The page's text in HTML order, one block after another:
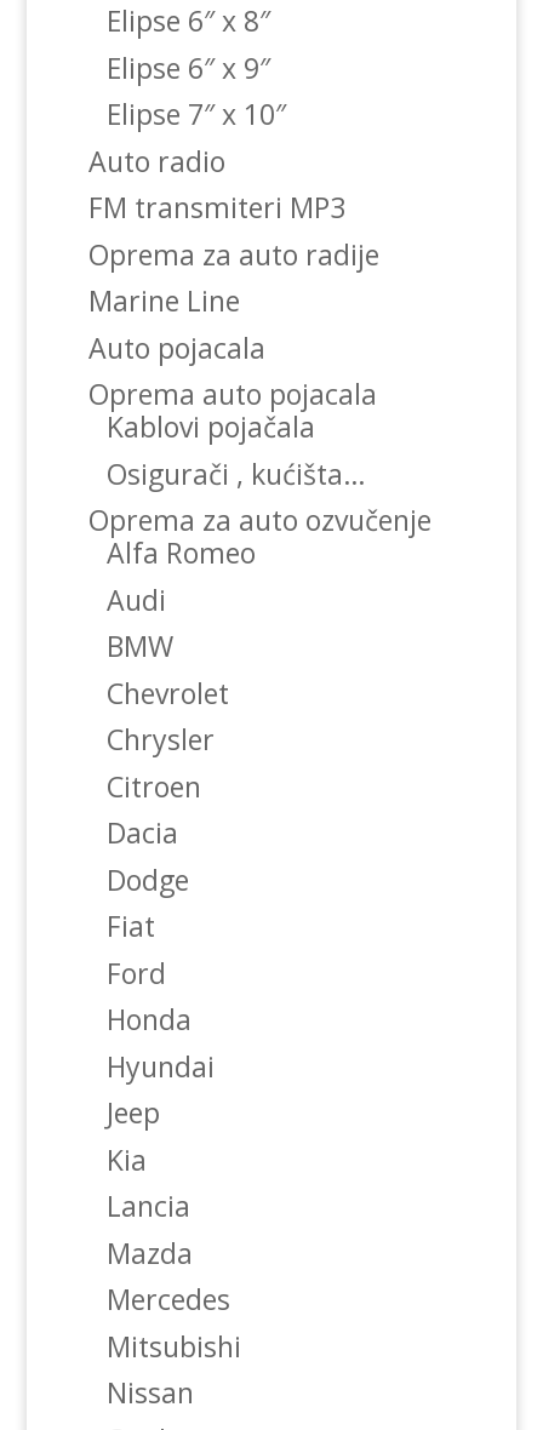
Elipse 6″ x 8″
Elipse 6″ x 9″
Elipse 7″ x 10″
Auto radio
FM transmiteri MP3
Oprema za auto radije
Marine Line
Auto pojacala
Oprema auto pojacala
Kablovi pojačala
Osigurači , kućišta…
Oprema za auto ozvučenje
Alfa Romeo
Audi
BMW
Chevrolet
Chrysler
Citroen
Dacia
Dodge
Fiat
Ford
Honda
Hyundai
Jeep
Kia
Lancia
Mazda
Mercedes
Mitsubishi
Nissan